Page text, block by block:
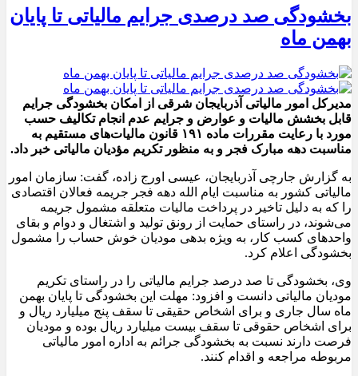
بخشودگی صد درصدی جرایم مالیاتی تا پایان
بهمن ماه
مدیرکل امور مالیاتی آذربایجان شرقی از امکان بخشودگی جرایم
قابل بخشش مالیات و عوارض و جرایم عدم انجام تکالیف حسب
مورد با رعایت مقررات ماده ۱۹۱ قانون مالیات‌های مستقیم به
مناسبت دهه مبارک فجر و به منظور تکریم مؤدیان مالیاتی خبر داد.
به گزارش جارچی آذربایجان، عیسی اورج زاده، گفت: سازمان امور
مالیاتی کشور به مناسبت ایام الله دهه فجر جریمه فعالان اقتصادی
را که به دلیل تاخیر در پرداخت مالیات متعلقه مشمول جریمه
می‌شوند، در راستای حمایت از رونق تولید و اشتغال و دوام و بقای
واحدهای کسب کار، به ویژه بدهی مودیان خوش حساب را مشمول
بخشودگی اعلام کرد.‌
وی، بخشودگی تا صد درصد جرایم مالیاتی را در راستای تکریم
مودیان مالیاتی دانست و افزود: مهلت این بخشودگی تا پایان بهمن
ماه سال جاری و برای اشخاص حقیقی تا سقف پنج میلیارد ریال و
برای اشخاص حقوقی تا سقف بیست میلیارد ریال بوده و مودیان
فرصت دارند نسبت به بخشودگی جرائم به اداره امور مالیاتی
مربوطه مراجعه و اقدام کنند.